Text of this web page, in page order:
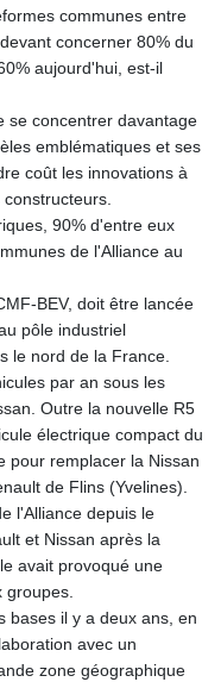
communes entre
concerner 80% du
aujourd'hui, est-il
se concentrer davantage
emblématiques et ses
coût les innovations à
90% d'entre eux
de l'Alliance au
BEV, doit être lancée
pôle industriel
le nord de la France.
par an sous les
Outre la nouvelle R5
électrique compact du
pour remplacer la Nissan
de Flins (Yvelines).
l'Alliance depuis le
et Nissan après la
avait provoqué une
groupes.
bases il y a deux ans, en
avec un
zone géographique